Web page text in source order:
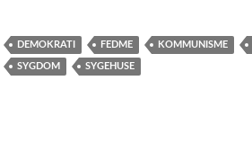
DEMOKRATI FEDME KOMMUNISME
SYGDOM SYGEHUSE